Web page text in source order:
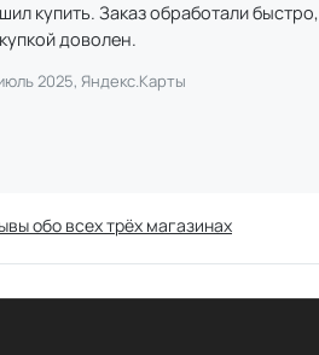
купить. Заказ обработали быстро,
доволен.
2025, Яндекс.Карты
обо всех трёх магазинах